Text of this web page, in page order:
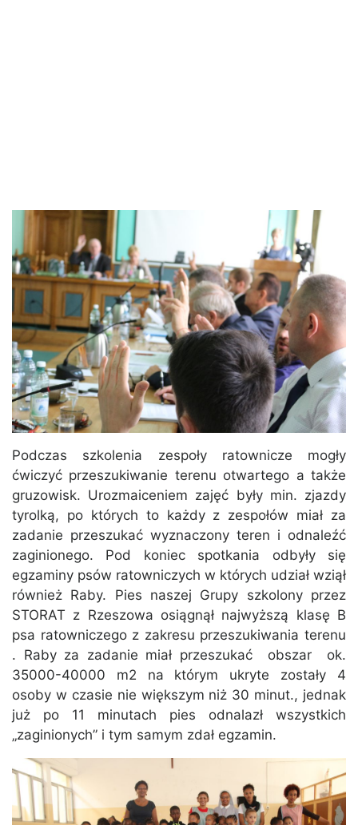
Podczas szkolenia zespoły ratownicze mogły
ćwiczyć przeszukiwanie terenu otwartego a także
gruzowisk. Urozmaiceniem zajęć były min. zjazdy
tyrolką, po których to każdy z zespołów miał za
zadanie przeszukać wyznaczony teren i odnaleźć
zaginionego. Pod koniec spotkania odbyły się
egzaminy psów ratowniczych w których udział wziął
również Raby. Pies naszej Grupy szkolony przez
STORAT z Rzeszowa osiągnął najwyższą klasę B
psa ratowniczego z zakresu przeszukiwania terenu
. Raby za zadanie miał przeszukać obszar ok.
35000-40000 m2 na którym ukryte zostały 4
osoby w czasie nie większym niż 30 minut., jednak
już po 11 minutach pies odnalazł wszystkich
„zaginionych” i tym samym zdał egzamin.